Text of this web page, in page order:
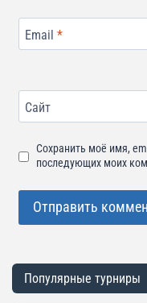
Email *
Сайт
Сохранить моё имя,
последующих моих
Популярные турниры